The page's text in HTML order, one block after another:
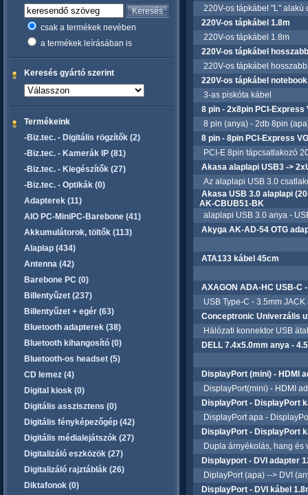
csak a termékek nevében
a termékek leírásában is
Keresés gyártó szerint
Termékeink
-Biz.tec. - Digitális rögzítők (2)
-Biz.tec. - Kamerák IP (81)
-Biz.tec. - Kiegészítők (27)
-Biz.tec. - Optikák (0)
Adapterek (11)
AIO PC-MiniPC-Barebone (41)
Akkumulátorok, töltők (113)
Alaplap (434)
Antenna (42)
Barebone PC (0)
Billentyűzet (237)
Billentyűzet + egér (63)
Bluetooth adapterek (38)
Bluetooth kihangosító (0)
Bluetooth-os headset (5)
CD lemez (4)
Digital kiosk (0)
Digitális asszisztens (0)
Digitális fényképezőgép (42)
Digitális médialejátszók (27)
Digitalizáló eszközök (27)
Digitalizáló rajztáblák (26)
Diktafonok (0)
220V-os tápkábel "L" alakú
220V-os tápkábel 1.8m
220V-os tápkábel 1.8m
220V-os tápkábel
220V-os tápkábel
220V-os tápkábel
3-as piskóta kábel
8 pin - 2x8pin PCI-Express
8 pin (anya) - 2db 8pin
8 pin - 8pin PCI-Express
PCI-E 8pin tápcsatlakozó
Akasa alaplapi USB3 ->
Az alaplapi USB 3.0
Akasa USB 3.0 alaplapi
AK-CBUB51-BK
alaplapi USB 3.0 anya -
Akyga AK-AD-54 OTG
ATA133 kábel 45cm
AXAGON ADA-HC USB-C
USB Type-C - 3.5mm JACK
Conceptronic Univerzális
Hálózati konnektor USB
DELL 7.4x5.0mm anya -
DisplayPort (mini) - HDMI
DisplayPort(mini) - HDMI
DisplayPort - DisplayPort
DisplayPort apa -
DisplayPort - DisplayPort
Dupla árnyékolás, hang és
Displayport - DVI adapter
DiplayPort (apa) --> DVI
DisplayPort - DVI kábel